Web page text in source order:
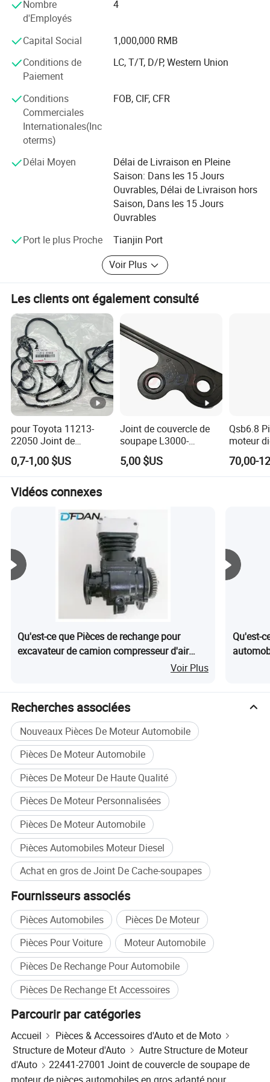
commande client à s'assurer aucune erreur de livraison, et
communiquer à chaque étape avant que les
marchandises sont reçues sains et saufs. Nous avons
entreprises de logistique à coût le plus économique pour
notre client. À cause de cela, nous sommes une des
meilleures ventes de pièces automobiles en Chine. Au
cours des dernières années seulement notre BAOJUN les
pièces du moteur ont été le nombre 1 vendeur dans le
Nord de la Chine. Tous nos produits sont en forte
demande en Chine, Corée, Amérique du Sud, Égypte, et
d'autres pays international. Avec notre solide réputation et
de pièces automobiles de haute qualité nous nous
félicitons sincèrement les clients de tous les coins du
monde à coopérer avec nous.
Nombre
d'Employés
4
Capital Social
1,000,000 RMB
Conditions de
Paiement
LC, T/T, D/P, Western Union
Conditions
Commerciales
Internationales(Inc
oterms)
FOB, CIF, CFR
Délai Moyen
Délai de Livraison en Pleine
Saison: Dans les 15 Jours
Ouvrables, Délai de Livraison hors
Saison, Dans les 15 Jours
Ouvrables
Port le plus Proche
Tianjin Port
Voir Plus
Les clients ont également consulté
pour Toyota 11213-
22050 Joint de
couvercle de soupape
adapté 1zz Moteur
0,7-1,00 $US
Joint de couvercle de
soupape L3000-
1003022b Pièces de
moteur diesel pour
Yuchai Yc6l
5,00 $US
Qsb6.8
moteur
5367848
Joint de
70,00-
Vidéos connexes
Qu'est-ce que Pièces de rechange pour
excavateur de camion compresseur d'air
3415353 3970805 3973959 4933283Voir Plus
Qu'est-
Recherches associées
Nouveaux Pièces De Moteur Automobile
Pièces De Moteur Automobile
Pièces De Moteur De Haute Qualité
Pièces De Moteur Personnalisées
Pièces De Moteur Automobile
Pièces Automobiles Moteur Diesel
Achat en gros de Joint De Cache-soupapes
Fournisseurs associés
Pièces Automobiles
Pièces De Moteur
Pièces Pour Voiture
Moteur Automobile
Pièces De Rechange Pour Automobile
Pièces De Rechange Et Accessoires
Parcourir par catégories
Accueil
Pièces & Accessoires d'Auto et de Moto
Structure de Moteur d'Auto
Autre Structure de Moteur
d'Auto
22441-27001 Joint de couvercle de soupape de